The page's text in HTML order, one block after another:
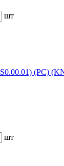
шт
(РС)
шт